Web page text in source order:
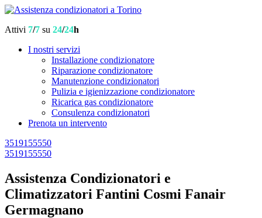
Attivi 7/7 su 24/24h
I nostri servizi
Installazione condizionatore
Riparazione condizionatore
Manutenzione condizionatori
Pulizia e igienizzazione condizionatore
Ricarica gas condizionatore
Consulenza condizionatori
Prenota un intervento
3519155550
3519155550
Assistenza Condizionatori e
Climatizzatori Fantini Cosmi Fanair
Germagnano